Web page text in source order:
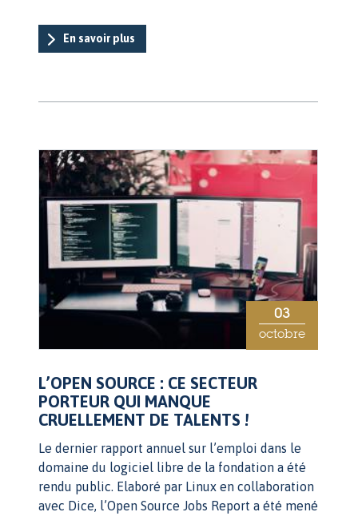
En savoir plus
03
octobre
L’OPEN SOURCE : CE SECTEUR
PORTEUR QUI MANQUE
CRUELLEMENT DE TALENTS !
Le dernier rapport annuel sur l’emploi dans le
domaine du logiciel libre de la fondation a été
rendu public. Elaboré par Linux en collaboration
avec Dice, l’Open Source Jobs Report a été mené